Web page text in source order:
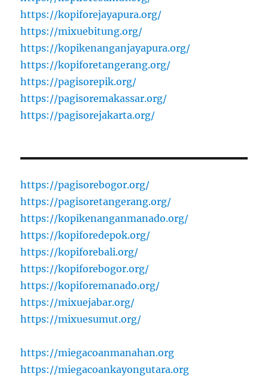
https://kopiforejayapura.org/
https://mixuebitung.org/
https://kopikenanganjayapura.org/
https://kopiforetangerang.org/
https://pagisorepik.org/
https://pagisoremakassar.org/
https://pagisorejakarta.org/
https://pagisorebogor.org/
https://pagisoretangerang.org/
https://kopikenanganmanado.org/
https://kopiforedepok.org/
https://kopiforebali.org/
https://kopiforebogor.org/
https://kopiforemanado.org/
https://mixuejabar.org/
https://mixuesumut.org/
https://miegacoanmanahan.org
https://miegacoankayongutara.org